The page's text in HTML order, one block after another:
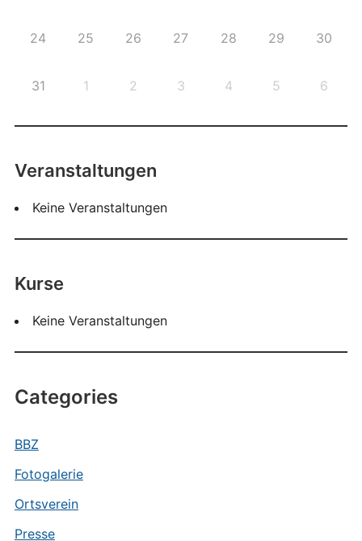
24 25 26 27 28 29 30
31 1 2 3 4 5 6
Veranstaltungen
Keine Veranstaltungen
Kurse
Keine Veranstaltungen
Categories
BBZ
Fotogalerie
Ortsverein
Presse